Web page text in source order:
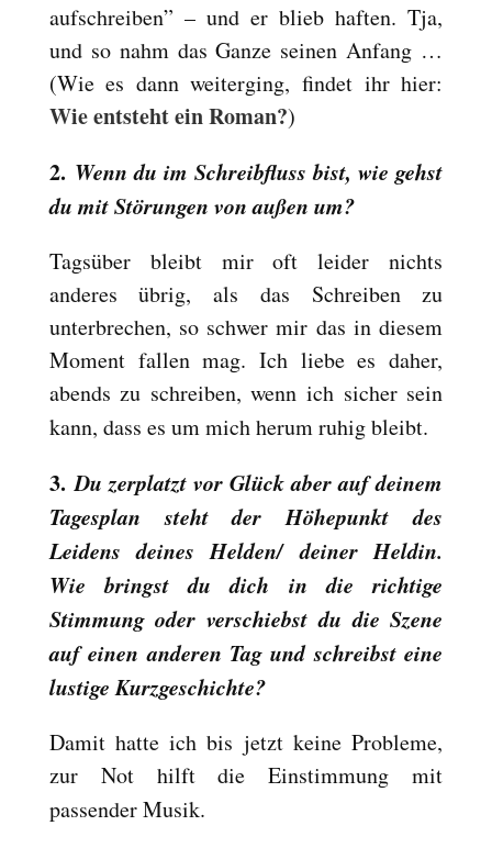
aufschreiben” – und er blieb haften. Tja,
und so nahm das Ganze seinen Anfang …
(Wie es dann weiterging, findet ihr hier:
Wie entsteht ein Roman?)
2. Wenn du im Schreibfluss bist, wie gehst
du mit Störungen von außen um?
Tagsüber bleibt mir oft leider nichts
anderes übrig, als das Schreiben zu
unterbrechen, so schwer mir das in diesem
Moment fallen mag. Ich liebe es daher,
abends zu schreiben, wenn ich sicher sein
kann, dass es um mich herum ruhig bleibt.
3.Du zerplatzt vor Glück aber auf deinem
Tagesplan steht der Höhepunkt des
Leidens deines Helden/ deiner Heldin.
Wie bringst du dich in die richtige
Stimmung oder verschiebst du die Szene
auf einen anderen Tag und schreibst eine
lustige Kurzgeschichte?
Damit hatte ich bis jetzt keine Probleme,
zur Not hilft die Einstimmung mit
passender Musik.